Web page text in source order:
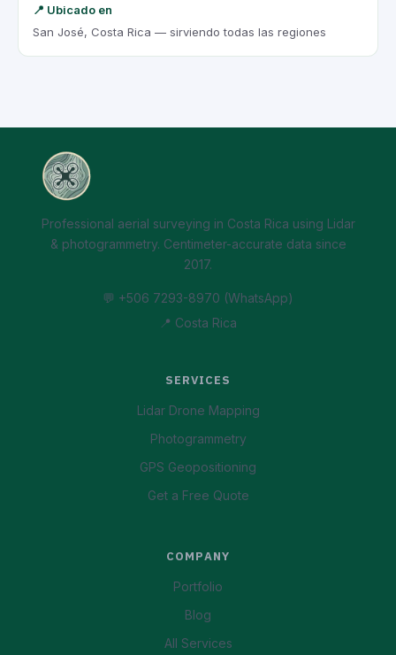
📍 Ubicado en
San José, Costa Rica — sirviendo todas las regiones
Professional aerial surveying in Costa Rica using Lidar
& photogrammetry. Centimeter-accurate data since
2017.
💬 +506 7293-8970 (WhatsApp)
📍 Costa Rica
SERVICES
Lidar Drone Mapping
Photogrammetry
GPS Geopositioning
Get a Free Quote
COMPANY
Portfolio
Blog
All Services